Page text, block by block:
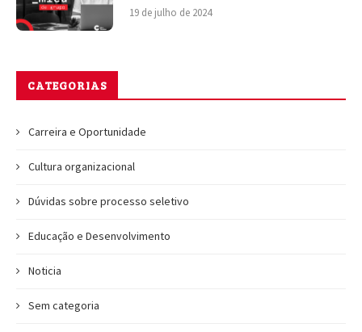
19 de julho de 2024
CATEGORIAS
Carreira e Oportunidade
Cultura organizacional
Dúvidas sobre processo seletivo
Educação e Desenvolvimento
Noticia
Sem categoria